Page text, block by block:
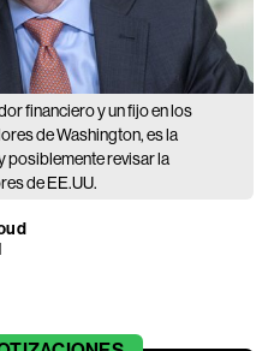
financiero y un fijo en los
de Washington, es la
posiblemente revisar la
de EE.UU.